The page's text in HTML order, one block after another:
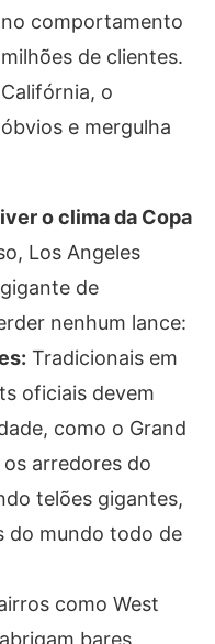
comportamento
de clientes.
o
e mergulha
o clima da Copa
Los Angeles
de
nenhum lance:
Tradicionais em
oficiais devem
como o Grand
arredores do
telões gigantes,
do mundo todo de
como West